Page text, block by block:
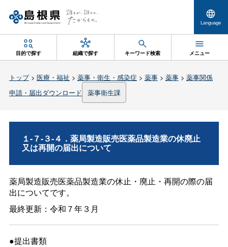
Language
目的で探す 組織で探す キーワード検索 メニュー
トップ> 医療・福祉 > 薬事・衛生・感染症 > 薬事> 薬事> 薬事関係
申請・届出ダウンロード
薬事衛生課
１-７-３-４．薬局製造販売医薬品製造業の休廃止
又は再開の届出について
薬局製造販売医薬品製造業の休止・廃止・再開の際の届
出についてです。
最終更新：令和７年３月
●提出書類